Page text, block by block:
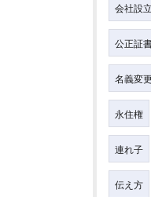
会社設立
公正証
名義変
永住権
連れ子
伝え方